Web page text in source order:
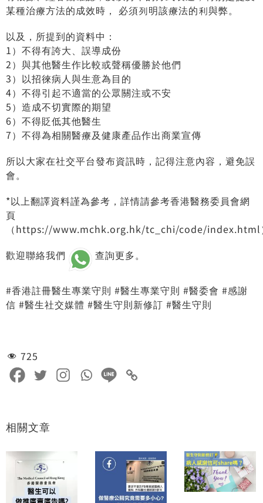
某種治療方法的成效時， 必須列明該療法的利與弊。
以及，所提到的資料中：
1）不得有誇大、誤導成份
2）與其他醫生作比較或聲稱優勝於他們
3）以招徠病人與生意為目的
4）不得引起不適當的公眾關注或不安
5）造成不切實際的期望
6）不得貶低其他醫生
7）不得為相關醫療及健康產品作出商業宣傳
所以大家在社交平台發布資訊時，記得注意內容，避免誤
會。
*以上翻譯資料謹為參考，詳情請參考香港醫務委員會網
頁
（https://www.mchk.org.hk/tc_chi/code/index.html
歡迎聯絡我們
查詢更多。
#香港註冊醫生專業守則 #醫生專業守則 #醫委會 #感謝
信 #醫生社交媒體 #醫生守則新修訂 #醫生守則
725
相關文章